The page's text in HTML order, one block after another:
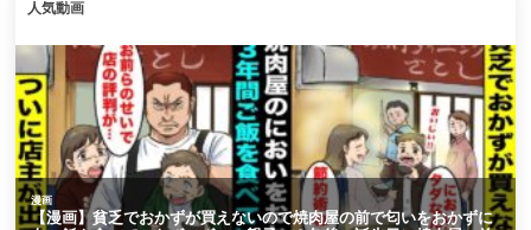
人気動画